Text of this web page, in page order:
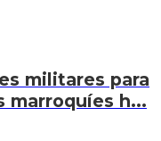
militares para
marroquíes h...